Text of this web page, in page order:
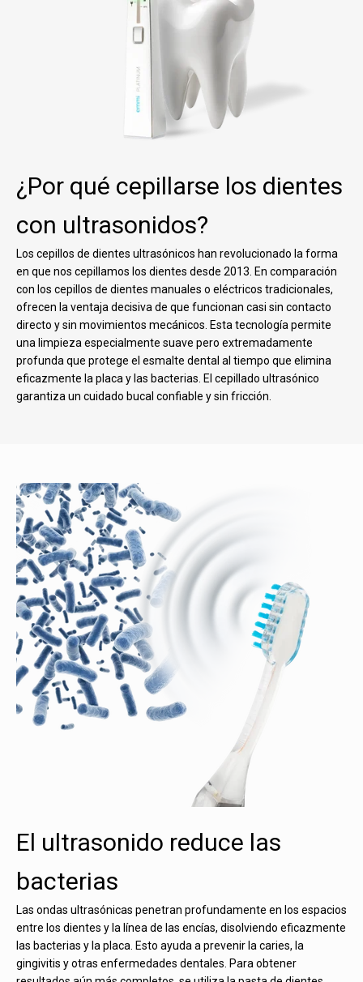
¿Por qué cepillarse los dientes
con ultrasonidos?
Los cepillos de dientes ultrasónicos han revolucionado la forma
en que nos cepillamos los dientes desde 2013. En comparación
con los cepillos de dientes manuales o eléctricos tradicionales,
ofrecen la ventaja decisiva de que funcionan casi sin contacto
directo y sin movimientos mecánicos. Esta tecnología permite
una limpieza especialmente suave pero extremadamente
profunda que protege el esmalte dental al tiempo que elimina
eficazmente la placa y las bacterias. El cepillado ultrasónico
garantiza un cuidado bucal confiable y sin fricción.
El ultrasonido reduce las
bacterias
Las ondas ultrasónicas penetran profundamente en los espacios
entre los dientes y la línea de las encías, disolviendo eficazmente
las bacterias y la placa. Esto ayuda a prevenir la caries, la
gingivitis y otras enfermedades dentales. Para obtener